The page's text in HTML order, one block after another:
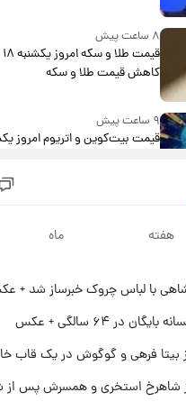
کاهش قیمت طلا و سکه
۹ ساعت پیش
۱۳ ساعت پیش
فال قهوه روزانه یکشنبه ۱۸ مرداد ماه ۱۴۰۵
هفته ماه
با لباس چروک خبرساز شد +
۶۴ سالگی + عکس
بیتا فرهی و گوگوش در یک قاب
شاهرخ استخری و همسرش پس از